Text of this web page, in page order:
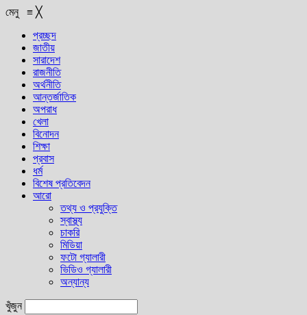
মেনু ≡ ╳
প্রচ্ছদ
জাতীয়
সারাদেশ
রাজনীতি
অর্থনীতি
আন্তর্জাতিক
অপরাধ
খেলা
বিনোদন
শিক্ষা
প্রবাস
ধর্ম
বিশেষ প্রতিবেদন
আরো
তথ্য ও প্রযুক্তি
স্বাস্থ্য
চাকরি
মিডিয়া
ফটো গ্যালারী
ভিডিও গ্যালারী
অন্যান্য
খুঁজুন